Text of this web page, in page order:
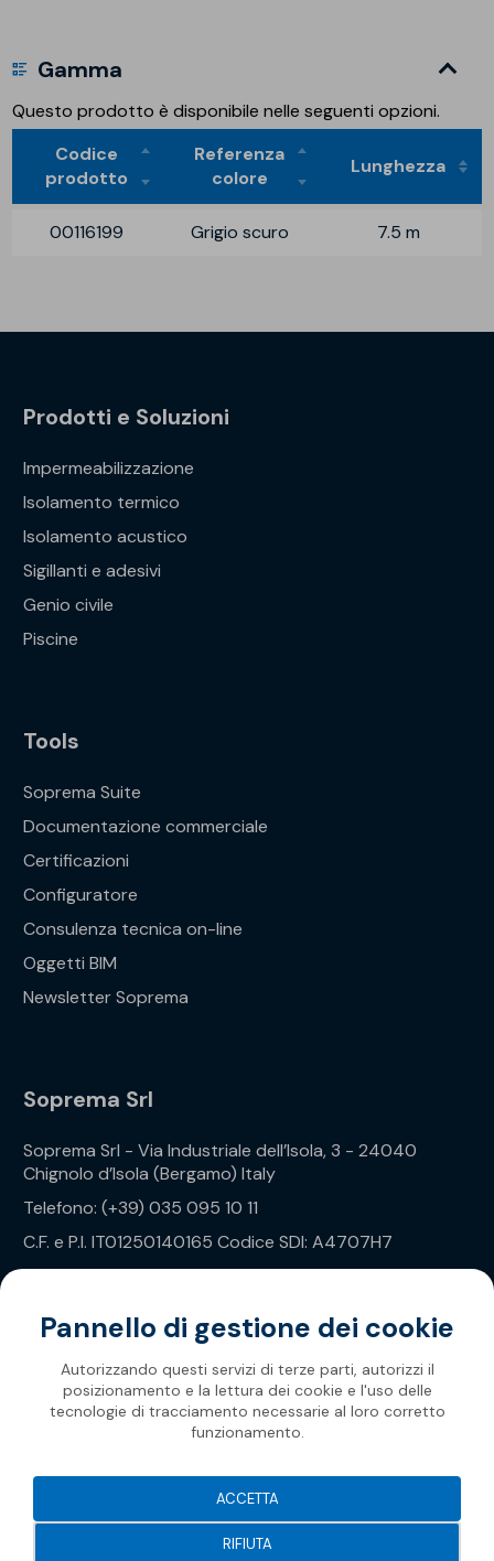
Gamma
Questo prodotto è disponibile nelle seguenti opzioni.
Codice
prodotto
Referenza
colore
Lunghezza
00116199 Grigio scuro 7.5 m
Prodotti e Soluzioni
Impermeabilizzazione
Isolamento termico
Isolamento acustico
Sigillanti e adesivi
Genio civile
Piscine
Tools
Soprema Suite
Documentazione commerciale
Certificazioni
Configuratore
Consulenza tecnica on-line
Oggetti BIM
Newsletter Soprema
Soprema Srl
Soprema Srl - Via Industriale dell’Isola, 3 - 24040
Chignolo d’Isola (Bergamo) Italy
Telefono: (+39) 035 095 10 11
C.F. e P.I. IT01250140165 Codice SDI: A4707H7
Privacy Policy
Soprema 2026
Pannello di gestione dei cookie
Autorizzando questi servizi di terze parti, autorizzi il
posizionamento e la lettura dei cookie e l'uso delle
tecnologie di tracciamento necessarie al loro corretto
funzionamento.
RIFIUTA
ACCETTA